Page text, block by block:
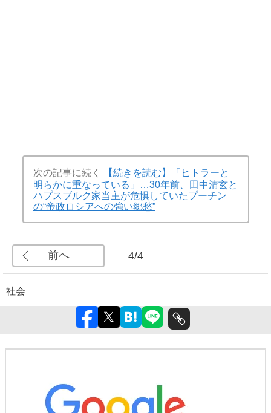
次の記事に続く
【続きを読む】「ヒトラーと
明らかに重なっている」…30年前、田中清玄と
ハプスブルク家当主が危惧していたプーチン
の“帝政ロシアへの強い郷愁”
前へ 4/4
社会